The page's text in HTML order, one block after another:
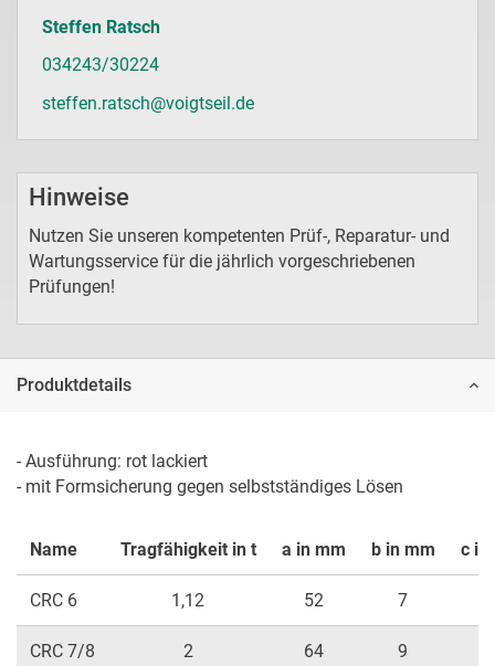
Steffen Ratsch
034243/30224
steffen.ratsch@voigtseil.de
Hinweise
Nutzen Sie unseren kompetenten Prüf-, Reparatur- und
Wartungsservice für die jährlich vorgeschriebenen
Prüfungen!
Produktdetails
- Ausführung: rot lackiert
- mit Formsicherung gegen selbstständiges Lösen
Name Tragfähigkeit in t a in mm b in mm c in
CRC 6 1,12 52 7
CRC 7/8 2 64 9